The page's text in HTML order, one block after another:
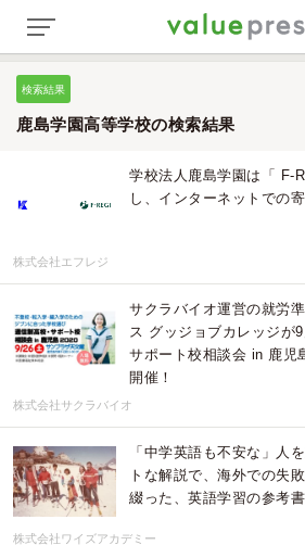
検索結果
鹿島学園高等学校の検索結果
学校法人鹿島学園は「 F-
し、インターネットでの
株式会社エフレジ
サクラバイオ運営の就労
ス グッジョブカレッジが
サポート校相談会 in 鹿児
開催！
株式会社サクラバイオ
「中学英語も不安な」人
トな解説で、海外での失
綴った、英語学習の参考
株式会社ワイズアカデミー